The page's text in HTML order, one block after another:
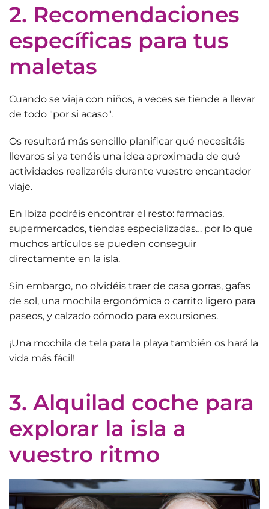
2. Recomendaciones
específicas para tus
maletas
Cuando se viaja con niños, a veces se tiende a llevar
de todo "por si acaso".
Os resultará más sencillo planificar qué necesitáis
llevaros si ya tenéis una idea aproximada de qué
actividades realizaréis durante vuestro encantador
viaje.
En Ibiza podréis encontrar el resto: farmacias,
supermercados, tiendas especializadas… por lo que
muchos artículos se pueden conseguir
directamente en la isla.
Sin embargo, no olvidéis traer de casa gorras, gafas
de sol, una mochila ergonómica o carrito ligero para
paseos, y calzado cómodo para excursiones.
¡Una mochila de tela para la playa también os hará la
vida más fácil!
3. Alquilad coche para
explorar la isla a
vuestro ritmo